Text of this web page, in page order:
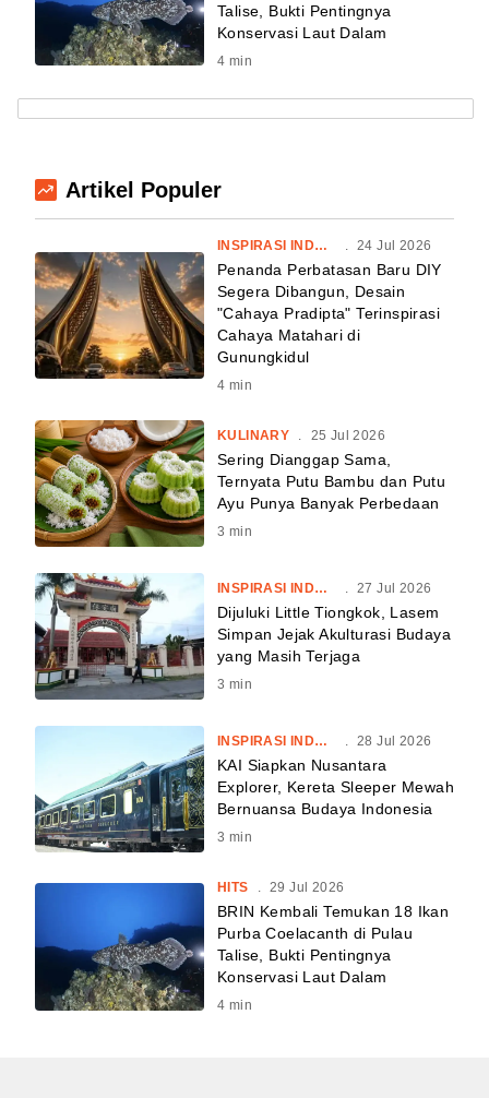
Talise, Bukti Pentingnya
Konservasi Laut Dalam
4 min
Artikel Populer
INSPIRASI INDONESIA 24 Jul 2026
Penanda Perbatasan Baru DIY
Segera Dibangun, Desain
"Cahaya Pradipta" Terinspirasi
Cahaya Matahari di
Gunungkidul
4 min
KULINARY 25 Jul 2026
Sering Dianggap Sama,
Ternyata Putu Bambu dan Putu
Ayu Punya Banyak Perbedaan
3 min
INSPIRASI INDONESIA . 27 Jul 2026
Dijuluki Little Tiongkok, Lasem
Simpan Jejak Akulturasi Budaya
yang Masih Terjaga
3 min
INSPIRASI INDONESIA . 28 Jul 2026
KAI Siapkan Nusantara
Explorer, Kereta Sleeper Mewah
Bernuansa Budaya Indonesia
3 min
HITS . 29 Jul 2026
BRIN Kembali Temukan 18 Ikan
Purba Coelacanth di Pulau
Talise, Bukti Pentingnya
Konservasi Laut Dalam
4 min